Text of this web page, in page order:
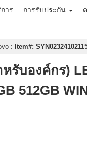
าร การรับประกัน
: Item#:
รับองค์กร)
512GB